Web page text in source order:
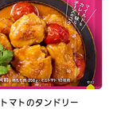
マトのタンドリー